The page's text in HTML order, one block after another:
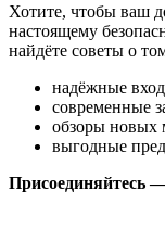
Хотите, чтобы ваш
настоящему
найдёте советы о
надёжные
современные
обзоры новых
выгодные
Присоединяйтесь